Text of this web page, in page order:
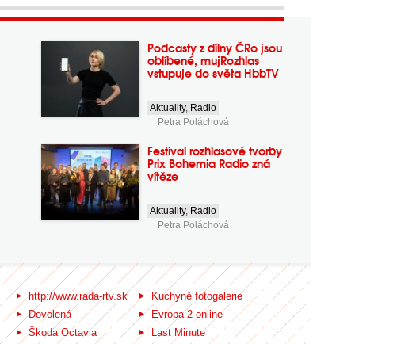
Podcasty z dílny ČRo jsou
oblíbené, mujRozhlas
vstupuje do světa HbbTV
Aktuality, Radio
Petra Poláchová
Festival rozhlasové tvorby
Prix Bohemia Radio zná
vítěze
Aktuality, Radio
Petra Poláchová
http://www.rada-rtv.sk
Kuchyně fotogalerie
Dovolená
Evropa 2 online
Škoda Octavia
Last Minute